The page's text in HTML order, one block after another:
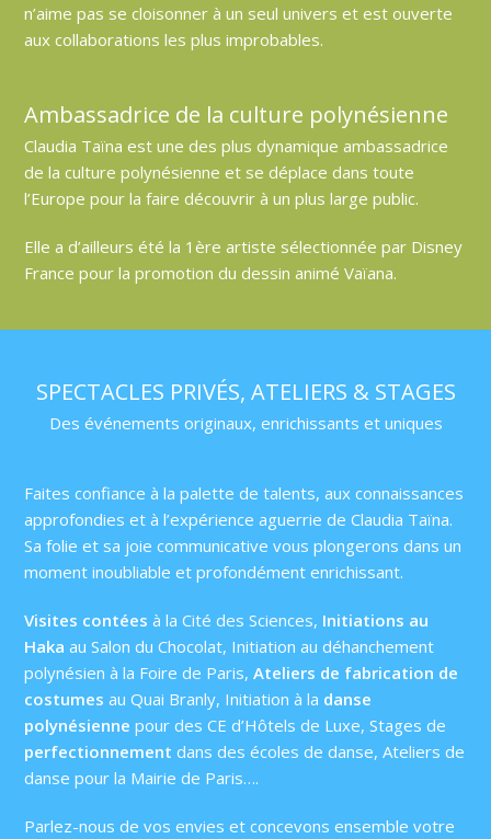
n’aime pas se cloisonner à un seul univers et est ouverte
aux collaborations les plus improbables.
Ambassadrice de la culture polynésienne
Claudia Taïna est une des plus dynamique ambassadrice
de la culture polynésienne et se déplace dans toute
l’Europe pour la faire découvrir à un plus large public.
Elle a d’ailleurs été la 1ère artiste sélectionnée par Disney
France pour la promotion du dessin animé Vaïana.
SPECTACLES PRIVÉS, ATELIERS & STAGES
Des événements originaux, enrichissants et uniques
Faites confiance à la palette de talents, aux connaissances
approfondies et à l’expérience aguerrie de Claudia Taïna.
Sa folie et sa joie communicative vous plongerons dans un
moment inoubliable et profondément enrichissant.
Visites contées à la Cité des Sciences, Initiations au
Haka au Salon du Chocolat, Initiation au déhanchement
polynésien à la Foire de Paris,Ateliers de fabrication de
costumes au Quai Branly, Initiation à la danse
polynésienne pour des CE d’Hôtels de Luxe, Stages de
perfectionnement dans des écoles de danse, Ateliers de
danse pour la Mairie de Paris….
Parlez-nous de vos envies et concevons ensemble votre